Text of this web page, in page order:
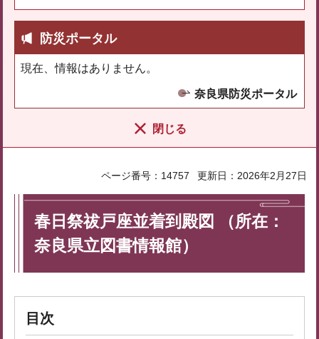
防災ポータル
現在、情報はありません。
奈良県防災ポータル
閉じる
ページ番号：14757 更新日：2026年2月27日
春日祭祓戸座並着到殿図 （所在：
奈良県立図書情報館）
目次